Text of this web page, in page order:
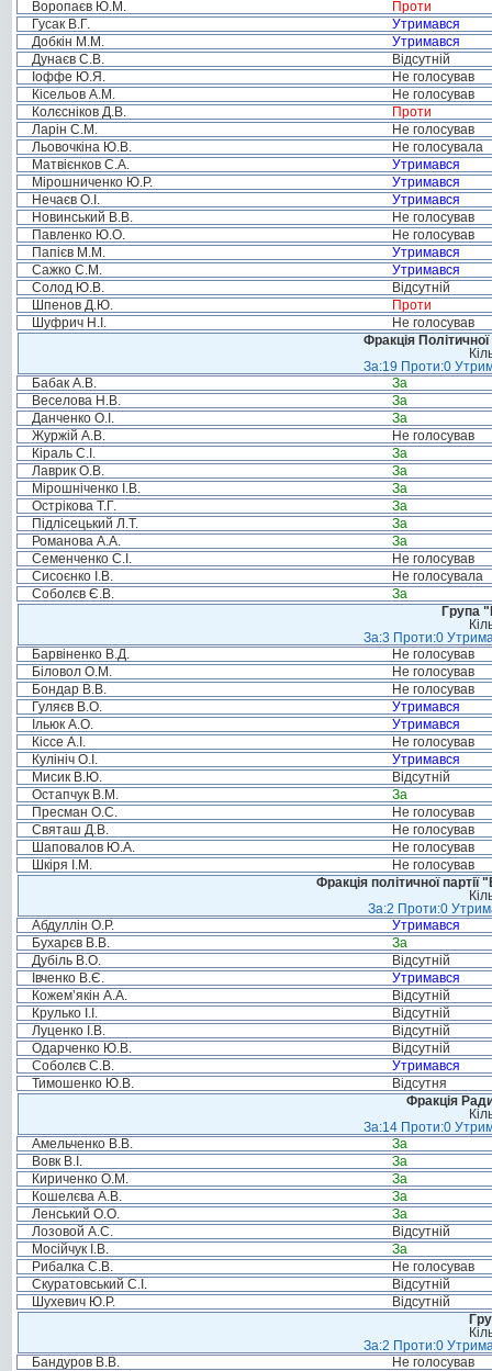
Воропаєв Ю.М.
Проти
Гусак В.Г.
Утримався
Добкін М.М.
Утримався
Дунаєв С.В.
Відсутній
Іоффе Ю.Я.
Не голосував
Кісельов А.М.
Не голосував
Колєсніков Д.В.
Проти
Ларін С.М.
Не голосував
Льовочкіна Ю.В.
Не голосувала
Матвієнков С.А.
Утримався
Мірошниченко Ю.Р.
Утримався
Нечаєв О.І.
Утримався
Новинський В.В.
Не голосував
Павленко Ю.О.
Не голосував
Папієв М.М.
Утримався
Сажко С.М.
Утримався
Солод Ю.В.
Відсутній
Шпенов Д.Ю.
Проти
Шуфрич Н.І.
Не голосував
Фракція
За:19 Проти:0
Бабак А.В.
За
Веселова Н.В.
За
Данченко О.І.
За
Журжій А.В.
Не голосував
Кіраль С.І.
За
Лаврик О.В.
За
Мірошніченко І.В.
За
Острікова Т.Г.
За
Підлісецький Л.Т.
За
Романова А.А.
За
Семенченко С.І.
Не голосував
Сисоєнко І.В.
Не голосувала
Соболєв Є.В.
За
Група
За:3 Проти:0
Барвіненко В.Д.
Не голосував
Біловол О.М.
Не голосував
Бондар В.В.
Не голосував
Гуляєв В.О.
Утримався
Ільюк А.О.
Утримався
Кіссе А.І.
Не голосував
Кулініч О.І.
Утримався
Мисик В.Ю.
Відсутній
Остапчук В.М.
За
Пресман О.С.
Не голосував
Святаш Д.В.
Не голосував
Шаповалов Ю.А.
Не голосував
Шкіря І.М.
Не голосував
Фракція політичної
За:2 Проти:0
Абдуллін О.Р.
Утримався
Бухарєв В.В.
За
Дубіль В.О.
Відсутній
Івченко В.Є.
Утримався
Кожем’якін А.А.
Відсутній
Крулько І.І.
Відсутній
Луценко І.В.
Відсутній
Одарченко Ю.В.
Відсутній
Соболєв С.В.
Утримався
Тимошенко Ю.В.
Відсутня
Фракція
За:14 Проти:0
Амельченко В.В.
За
Вовк В.І.
За
Кириченко О.М.
За
Кошелєва А.В.
За
Ленський О.О.
За
Лозовой А.С.
Відсутній
Мосійчук І.В.
За
Рибалка С.В.
Не голосував
Скуратовський С.І.
Відсутній
Шухевич Ю.Р.
Відсутній
За:2 Проти:0
Бандуров В.В.
Не голосував